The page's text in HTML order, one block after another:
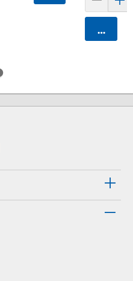
카트에